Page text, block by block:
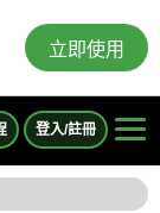
立即使用
登入/註冊